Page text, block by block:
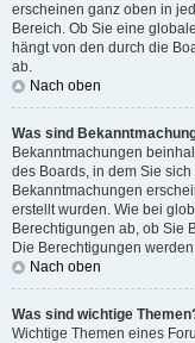
erscheinen ganz oben in
Bereich. Ob Sie eine
hängt von den durch die
ab.
Nach oben
Was sind
Bekanntmachungen
des Boards, in dem Sie
Bekanntmachungen
erstellt wurden. Wie bei
Berechtigungen ab, ob Sie
Die Berechtigungen
Nach oben
Was sind wichtige
Wichtige Themen eines